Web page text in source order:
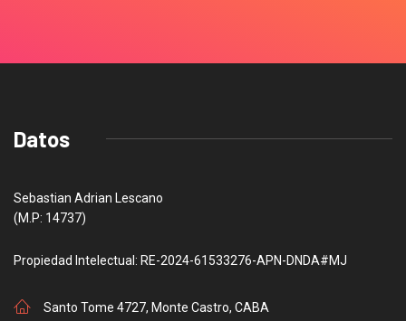
Datos
Sebastian Adrian Lescano
(M.P: 14737)
Propiedad Intelectual: RE-2024-61533276-APN-DNDA#MJ
Santo Tome 4727, Monte Castro, CABA